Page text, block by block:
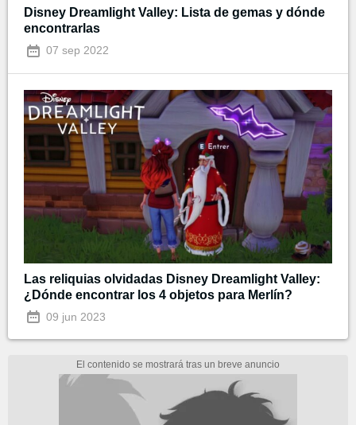
Disney Dreamlight Valley: Lista de gemas y dónde
encontrarlas
07 sep 2022
Las reliquias olvidadas Disney Dreamlight Valley:
¿Dónde encontrar los 4 objetos para Merlín?
09 jun 2023